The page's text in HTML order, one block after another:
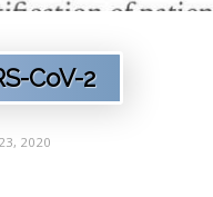
CoV-2
2020